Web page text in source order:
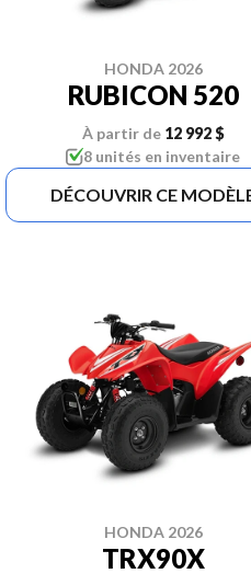
HONDA 2026
RUBICON 520
À partir de 12 992 $
8 unités en inventaire
DÉCOUVRIR CE
HONDA 2026
TRX90X